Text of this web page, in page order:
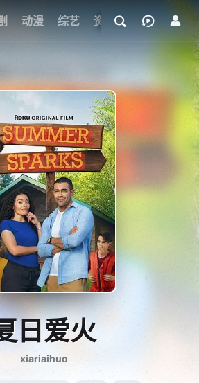
动漫 综艺 资讯
日爱火
xiariaihuo